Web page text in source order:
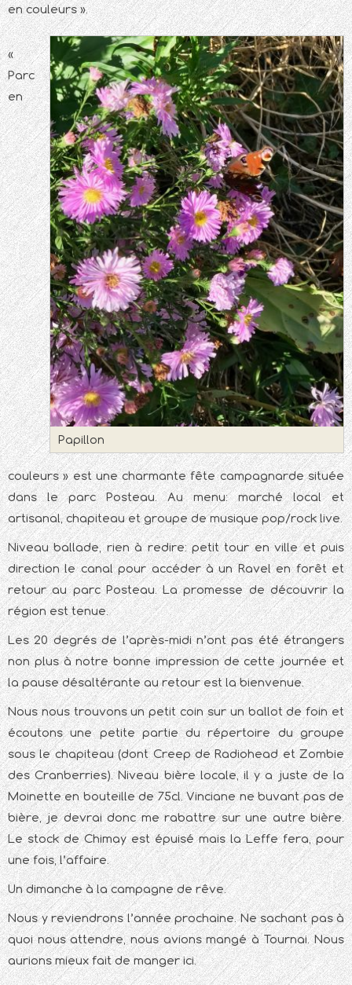
en couleurs ».
Papillon
«
Parc
en
couleurs » est une charmante fête campagnarde située
dans le parc Posteau. Au menu: marché local et
artisanal, chapiteau et groupe de musique pop/rock live.
Niveau ballade, rien à redire: petit tour en ville et puis
direction le canal pour accéder à un Ravel en forêt et
retour au parc Posteau. La promesse de découvrir la
région est tenue.
Les 20 degrés de l’après-midi n’ont pas été étrangers
non plus à notre bonne impression de cette journée et
la pause désaltérante au retour est la bienvenue.
Nous nous trouvons un petit coin sur un ballot de foin et
écoutons une petite partie du répertoire du groupe
sous le chapiteau (dont Creep de Radiohead et Zombie
des Cranberries). Niveau bière locale, il y a juste de la
Moinette en bouteille de 75cl. Vinciane ne buvant pas de
bière, je devrai donc me rabattre sur une autre bière.
Le stock de Chimay est épuisé mais la Leffe fera, pour
une fois, l’affaire.
Un dimanche à la campagne de rêve.
Nous y reviendrons l’année prochaine. Ne sachant pas à
quoi nous attendre, nous avions mangé à Tournai. Nous
aurions mieux fait de manger ici.